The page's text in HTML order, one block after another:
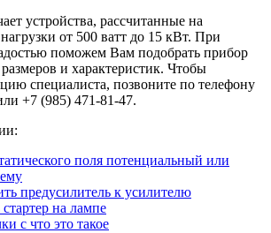
устройства, рассчитанные на
от 500 ватт до 15 кВт. При
поможем Вам подобрать прибор
и характеристик. Чтобы
специалиста, позвоните по телефону
+7 (985) 471-81-47.
поля потенциальный или
предусилитель к усилителю
на лампе
с что это такое